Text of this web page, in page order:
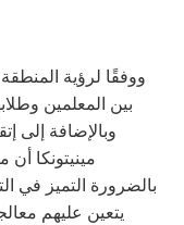
ووفقًا لرؤية
بين المعلمين
وبالإضافة إلى
مينيتونكا
بالضرورة التميز في
يتعين عليهم